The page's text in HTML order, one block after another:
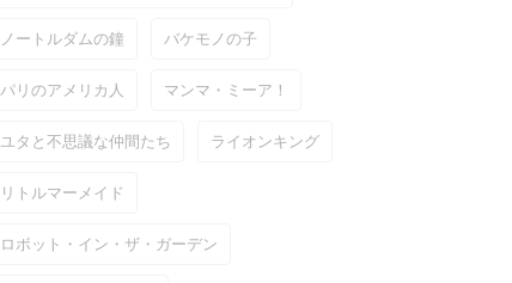
ノートルダムの鐘 バケモノの子
パリのアメリカ人 マンマ・ミーア！
ユタと不思議な仲間たち ライオンキング
リトルマーメイド
ロボット・イン・ザ・ガーデン